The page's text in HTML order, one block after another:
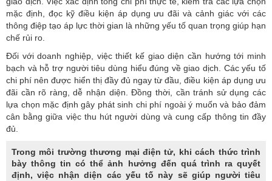
mặc định, đọc kỹ điều kiện áp dụng ưu đãi và cảnh giác với các
thông điệp tạo áp lực thời gian là những yếu tố quan trọng giúp hạn
chế rủi ro.
Đối với doanh nghiệp, việc thiết kế giao diện cần hướng tới minh
bạch và hỗ trợ người tiêu dùng hiểu đúng về giao dịch. Các yếu tố
chi phí nên được hiển thị đầy đủ ngay từ đầu, điều kiện áp dụng ưu
đãi cần rõ ràng, dễ nhận diện. Đồng thời, cần tránh sử dụng các
lựa chọn mặc định gây phát sinh chi phí ngoài ý muốn và bảo đảm
cân bằng giữa việc thu hút người dùng và cung cấp thông tin đầy
đủ.
Trong môi trường thương mại điện tử, khi cách thức trình
bày thông tin có thể ảnh hưởng đến quá trình ra quyết
định, việc nhận diện các yếu tố này sẽ giúp người tiêu